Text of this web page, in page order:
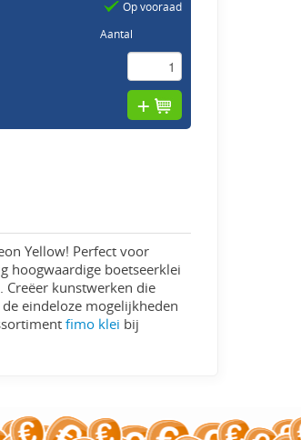
Op vooraad
Aantal
Yellow! Perfect voor
hoogwaardige boetseerklei
Creëer kunstwerken die
eindeloze mogelijkheden
fimo klei bij